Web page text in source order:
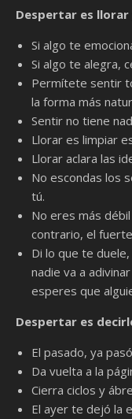
Despertar es
Si algo te
Si algo te alegra,
Permítete sentir
la forma más
Sentir no tiene
Llorar es limpiar
Llorar aclara las
No escondas los
tú.
No eres más
contrario, el
Di lo que te
nadie va a
esperes que
Despertar es
El pasado, ya
Da vuelta a la
Cierra ciclos y
El ayer te dejó la